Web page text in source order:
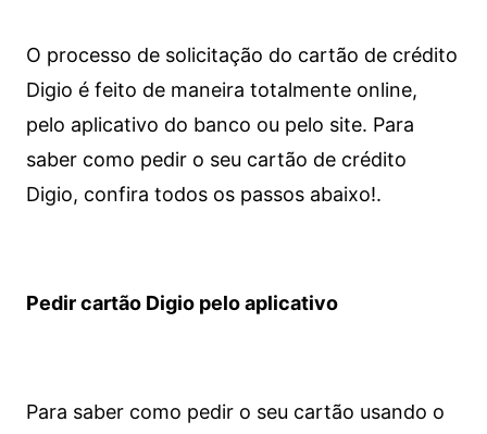
O processo de solicitação do cartão de crédito
Digio é feito de maneira totalmente online,
pelo aplicativo do banco ou pelo site. Para
saber como pedir o seu cartão de crédito
Digio, confira todos os passos abaixo!.
Pedir cartão Digio pelo aplicativo
Para saber como pedir o seu cartão usando o